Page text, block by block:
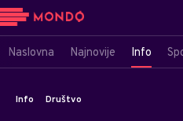
Naslovna Najnovije Info
Info Društvo